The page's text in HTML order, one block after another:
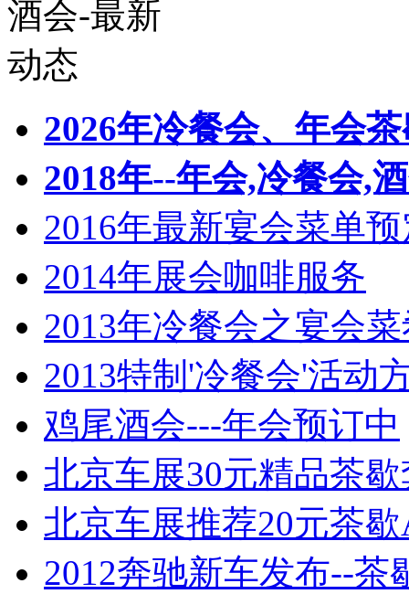
2026年冷餐会、年会
2018年--年会,冷餐会,
2016年最新宴会菜单
2014年展会咖啡服务
2013年冷餐会之宴会
2013特制'冷餐会'活动
鸡尾酒会---年会预订中
北京车展30元精品茶
北京车展推荐20元茶
2012奔驰新车发布--茶